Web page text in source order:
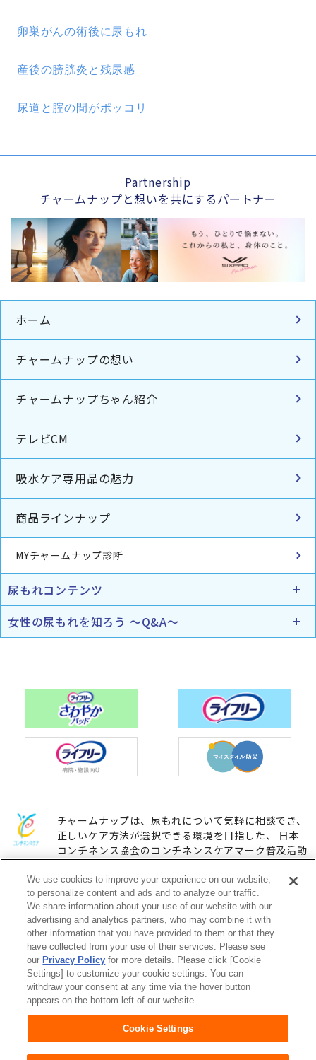
卵巣がんの術後に尿もれ
産後の膀胱炎と残尿感
尿道と腟の間がポッコリ
Partnership
チャームナップと想いを共にするパートナー
ホーム
チャームナップの想い
チャームナップちゃん紹介
テレビCM
吸水ケア専用品の魅力
商品ラインナップ
MYチャームナップ診断
尿もれコンテンツ
女性の尿もれを知ろう ～Q&A～
チャームナップは、尿もれについて気軽に相談でき、
正しいケア方法が選択できる環境を目指した、 日本
コンチネンス協会のコンチネンスケアマーク普及活動
に参加しています。
ユニ・チャームHOME お問い合わせ
ウェブサイト利用規約 プライバシーポリシー
公式アカウント コミュニティガ
イドライン
障がいの表記について
We use cookies to improve your experience on our website,
to personalize content and ads and to analyze our traffic.
We share information about your use of our website with our
advertising and analytics partners, who may combine it with
other information that you have provided to them or that they
have collected from your use of their services. Please see
our Privacy Policy for more details. Please click [Cookie
Settings] to customize your cookie settings. You can
withdraw your consent at any time via the hover button
appears on the bottom left of our website.
Cookie Settings